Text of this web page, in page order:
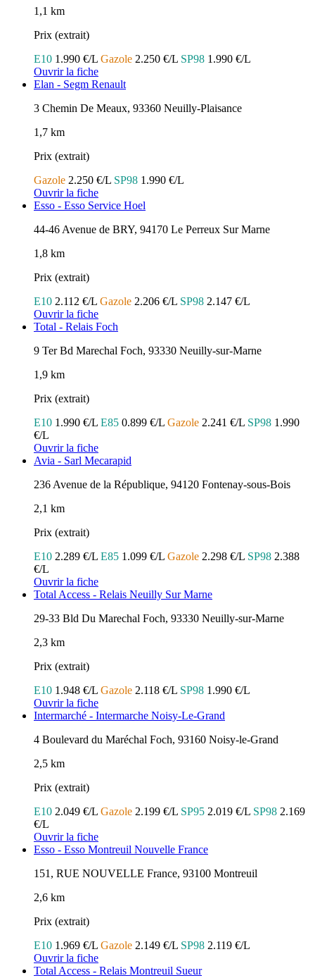
1,1 km
Prix (extrait)
E10 1.990 €/L Gazole 2.250 €/L SP98 1.990 €/L
Ouvrir la fiche
Elan - Segm Renault
3 Chemin De Meaux, 93360 Neuilly-Plaisance
1,7 km
Prix (extrait)
Gazole 2.250 €/L SP98 1.990 €/L
Ouvrir la fiche
Esso - Esso Service Hoel
44-46 Avenue de BRY, 94170 Le Perreux Sur Marne
1,8 km
Prix (extrait)
E10 2.112 €/L Gazole 2.206 €/L SP98 2.147 €/L
Ouvrir la fiche
Total - Relais Foch
9 Ter Bd Marechal Foch, 93330 Neuilly-sur-Marne
1,9 km
Prix (extrait)
E10 1.990 €/L E85 0.899 €/L Gazole 2.241 €/L SP98 1.990
€/L
Ouvrir la fiche
Avia - Sarl Mecarapid
236 Avenue de la République, 94120 Fontenay-sous-Bois
2,1 km
Prix (extrait)
E10 2.289 €/L E85 1.099 €/L Gazole 2.298 €/L SP98 2.388
€/L
Ouvrir la fiche
Total Access - Relais Neuilly Sur Marne
29-33 Bld Du Marechal Foch, 93330 Neuilly-sur-Marne
2,3 km
Prix (extrait)
E10 1.948 €/L Gazole 2.118 €/L SP98 1.990 €/L
Ouvrir la fiche
Intermarché - Intermarche Noisy-Le-Grand
4 Boulevard du Maréchal Foch, 93160 Noisy-le-Grand
2,5 km
Prix (extrait)
E10 2.049 €/L Gazole 2.199 €/L SP95 2.019 €/L SP98 2.169
€/L
Ouvrir la fiche
Esso - Esso Montreuil Nouvelle France
151, RUE NOUVELLE France, 93100 Montreuil
2,6 km
Prix (extrait)
E10 1.969 €/L Gazole 2.149 €/L SP98 2.119 €/L
Ouvrir la fiche
Total Access - Relais Montreuil Sueur